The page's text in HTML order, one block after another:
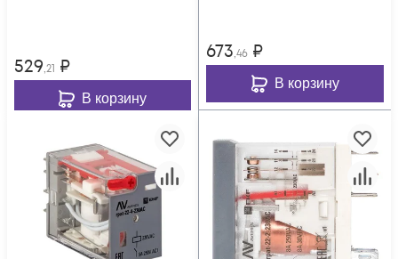
529,21 ₽
В корзину
673,46 ₽
В корзину